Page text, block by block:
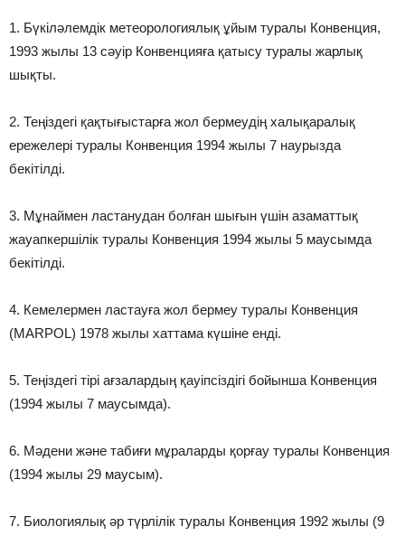
1. Бүкіләлемдік метеорологиялық ұйым туралы Конвенция,
1993 жылы 13 сәуір Конвенцияға қатысу туралы жарлық
шықты.
2. Теңіздегі қақтығыстарға жол бермеудің халықаралық
ережелері туралы Конвенция 1994 жылы 7 наурызда
бекітілді.
3. Мұнаймен ластанудан болған шығын үшін азаматтық
жауапкершілік туралы Конвенция 1994 жылы 5 маусымда
бекітілді.
4. Кемелермен ластауға жол бермеу туралы Конвенция
(MARPOL) 1978 жылы хаттама күшіне енді.
5. Теңіздегі тірі ағзалардың қауіпсіздігі бойынша Конвенция
(1994 жылы 7 маусымда).
6. Мәдени және табиғи мұраларды қорғау туралы Конвенция
(1994 жылы 29 маусым).
7. Биологиялық әр түрлілік туралы Конвенция 1992 жылы (9